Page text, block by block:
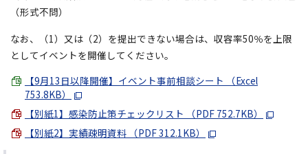
（形式不問）
なお、（1）又は（2）を提出できない場合は、収容率50％を上限
としてイベントを開催してください。
【9月13日以降開催】イベント事前相談シート （Excel
753.8KB）
【別紙1】感染防止策チェックリスト （PDF 752.7KB）
【別紙2】実績疎明資料 （PDF 312.1KB）